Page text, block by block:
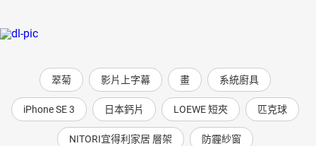
翠菊 影片上字幕 畫 系統廚具
iPhone SE 3 日本鈣片 LOEWE 短夾 匹克球
NITORI宜得利家居 層架 防霾紗窗